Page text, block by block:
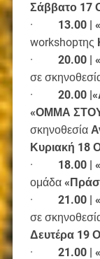
Σάββατο 17
· 13.00 |
workshopτης
· 20.00 |
σε
· 20.00
«ΟΜΜΑ
σκηνοθεσία
Κυριακή 18
· 18.00 |
ομάδα
· 21.00 |
σε
Δευτέρα 19
· 21.00 |